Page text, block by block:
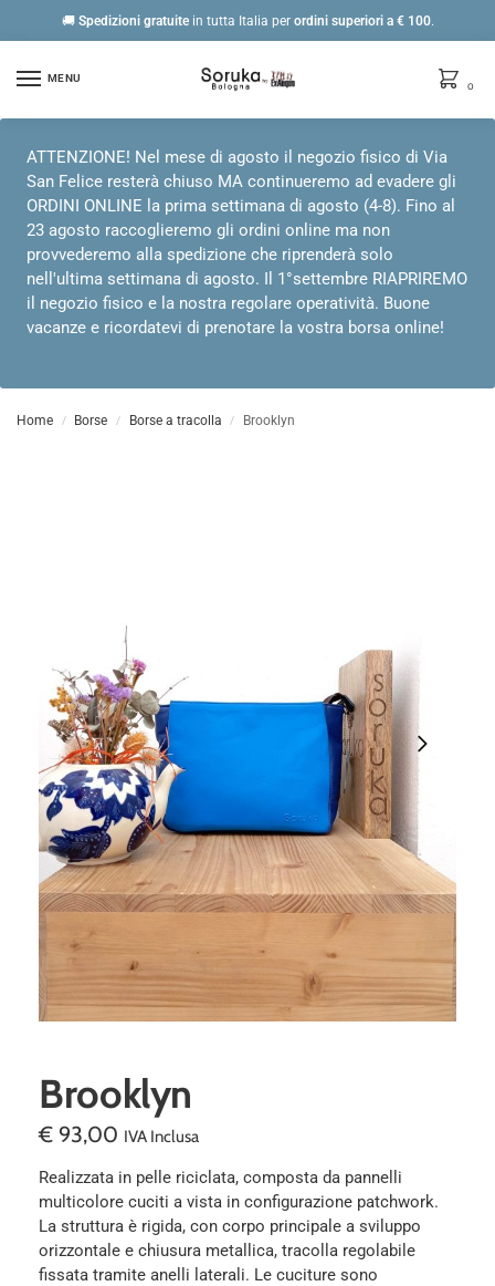
🚚 Spedizioni gratuitein tutta Italia per ordini superiori a € 100.
MENU
0
ATTENZIONE! Nel mese di agosto il negozio fisico di Via
San Felice resterà chiuso MA continueremo ad evadere gli
ORDINI ONLINE la prima settimana di agosto (4-8). Fino al
23 agosto raccoglieremo gli ordini online ma non
provvederemo alla spedizione che riprenderà solo
nell'ultima settimana di agosto. Il 1°settembre RIAPRIREMO
il negozio fisico e la nostra regolare operatività. Buone
vacanze e ricordatevi di prenotare la vostra borsa online!
Home / Borse / Borse a tracolla / Brooklyn
Brooklyn
€ 93,00 IVA Inclusa
Realizzata in pelle riciclata, composta da pannelli
multicolore cuciti a vista in configurazione patchwork.
La struttura è rigida, con corpo principale a sviluppo
orizzontale e chiusura metallica, tracolla regolabile
fissata tramite anelli laterali. Le cuciture sono